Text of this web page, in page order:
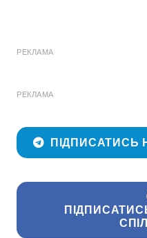
РЕКЛАМА
РЕКЛАМА
ПІДПИСАТИСЬ